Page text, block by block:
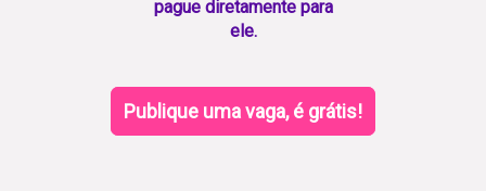
pague diretamente para
ele.
Publique uma vaga, é grátis!